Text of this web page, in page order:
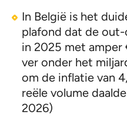
In België is het
plafond dat de
in 2025 met amper
ver onder het
om de inflatie van
reële volume
2026)